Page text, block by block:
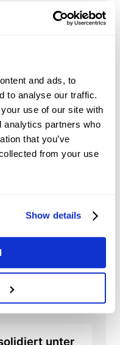
and ads, to
to analyse our traffic.
use of our site with
analytics partners who
that you’ve
from your use
Show details
to
and
trading may
prices.
sich
dem US-
der
im Nahen
(GMT+0)
unter